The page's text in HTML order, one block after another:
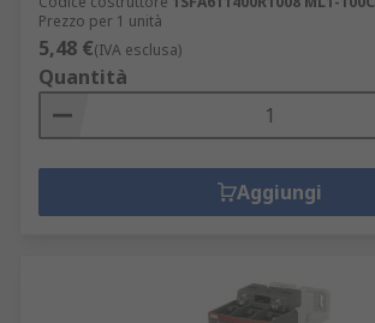
Prezzo per 1 unità
5,48 €(IVA esclusa)
Quantità
Aggiungi